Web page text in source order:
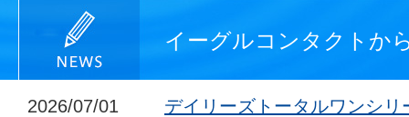
イーグルコンタクトか
2026/07/01
デイリーズトータルワンシ